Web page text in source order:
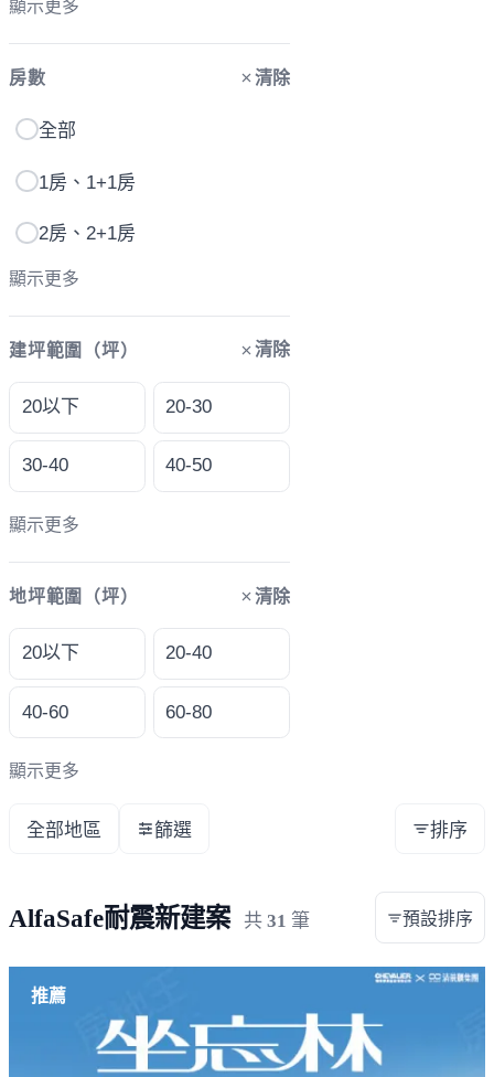
顯示更多
房數 清除
全部
1房、1+1房
2房、2+1房
顯示更多
建坪範圍（坪） 清除
20以下 20-30
30-40 40-50
顯示更多
地坪範圍（坪） 清除
20以下 20-40
40-60 60-80
顯示更多
全部地區 篩選 排序
AlfaSafe耐震新建案 共 31 筆 預設排序
載入失敗，請重新整理
推薦